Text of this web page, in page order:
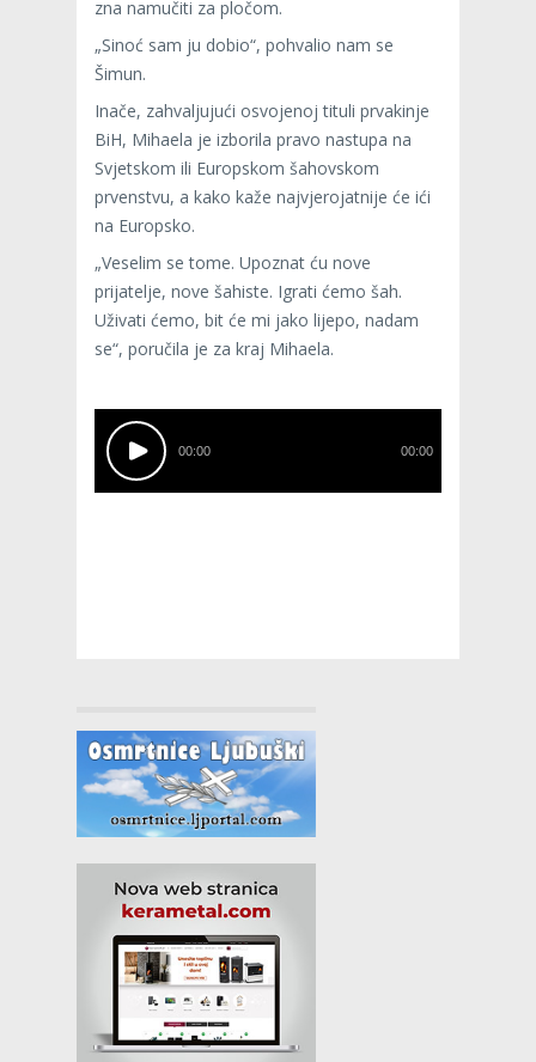
zna namučiti za pločom.
„Sinoć sam ju dobio“, pohvalio nam se
Šimun.
Inače, zahvaljujući osvojenoj tituli prvakinje
BiH, Mihaela je izborila pravo nastupa na
Svjetskom ili Europskom šahovskom
prvenstvu, a kako kaže najvjerojatnije će ići
na Europsko.
„Veselim se tome. Upoznat ću nove
prijatelje, nove šahiste. Igrati ćemo šah.
Uživati ćemo, bit će mi jako lijepo, nadam
se“, poručila je za kraj Mihaela.
00:00 00:00